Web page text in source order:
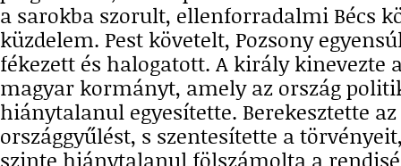
a sarokba szorult, ellenforradalmi Bécs
küzdelem. Pest követelt, Pozsony
fékezett és halogatott. A király kinevezte
magyar kormányt, amely az ország
hiánytalanul egyesítette. Berekesztette
országgyűlést, s szentesítette a
szinte hiánytalanul fölszámolta a